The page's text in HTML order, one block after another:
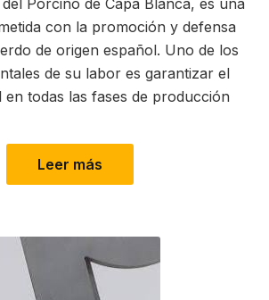
con la promoción y defensa
de origen español. Uno de los
de su labor es garantizar el
en todas las fases de producción
Leer más